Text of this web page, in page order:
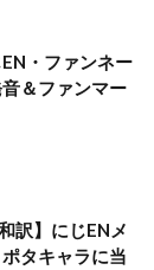
EN・ファンネー
＆ファンマー
訳】にじENメ
タキャラに当